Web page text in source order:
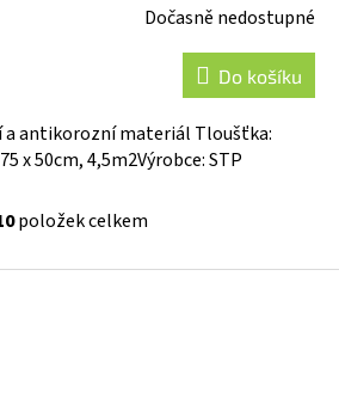
Dočasně nedostupné
Do košíku
a antikorozní materiál Tloušťka:
x 50cm, 4,5m2Výrobce: STP
O
l
položek celkem